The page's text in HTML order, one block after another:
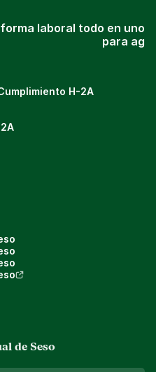
laboral todo en uno
para ag
H-2A
de Seso